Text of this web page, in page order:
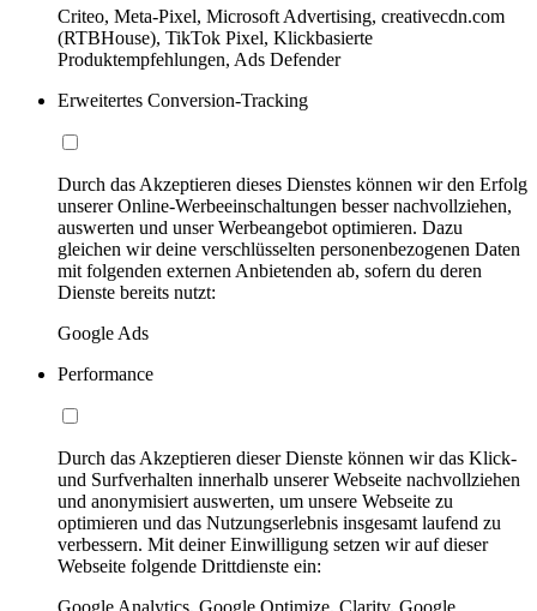
Criteo, Meta-Pixel, Microsoft Advertising, creativecdn.com
(RTBHouse), TikTok Pixel, Klickbasierte
Produktempfehlungen, Ads Defender
Erweitertes Conversion-Tracking
Durch das Akzeptieren dieses Dienstes können wir den Erfolg
unserer Online-Werbeeinschaltungen besser nachvollziehen,
auswerten und unser Werbeangebot optimieren. Dazu
gleichen wir deine verschlüsselten personenbezogenen Daten
mit folgenden externen Anbietenden ab, sofern du deren
Dienste bereits nutzt:
Google Ads
Performance
Durch das Akzeptieren dieser Dienste können wir das Klick-
und Surfverhalten innerhalb unserer Webseite nachvollziehen
und anonymisiert auswerten, um unsere Webseite zu
optimieren und das Nutzungserlebnis insgesamt laufend zu
verbessern. Mit deiner Einwilligung setzen wir auf dieser
Webseite folgende Drittdienste ein:
Google Analytics, Google Optimize, Clarity, Google